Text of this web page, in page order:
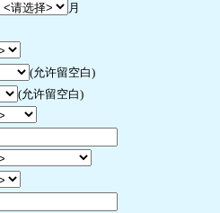
月
(允许留空白)
(允许留空白)